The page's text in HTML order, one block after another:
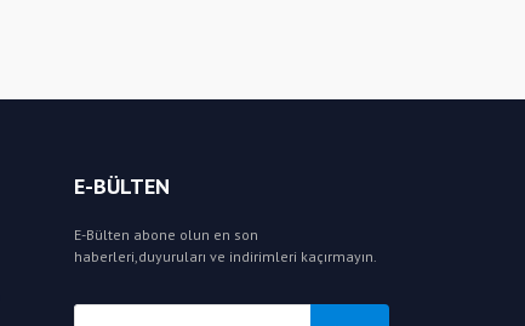
E-BÜLTEN
E-Bülten abone olun en son
haberleri,duyuruları ve indirimleri kaçırmayın.